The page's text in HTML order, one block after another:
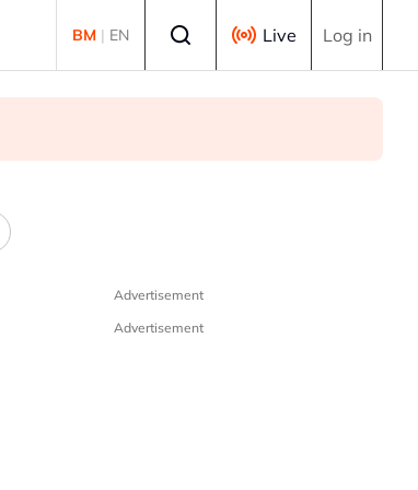
BM | EN Live Log in
Advertisement
Advertisement